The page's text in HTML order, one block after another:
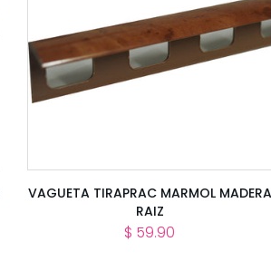
VAGUETA TIRAPRAC MARMOL MADERA
RAIZ
$ 59.90